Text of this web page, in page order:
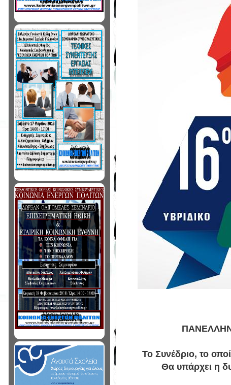
Το Συνέδριο, το
Θα υπάρχει η